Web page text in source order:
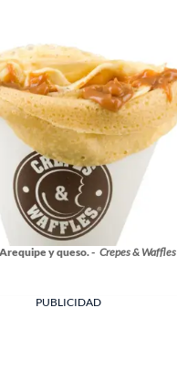
y queso. - Crepes & Waffles
PUBLICIDAD